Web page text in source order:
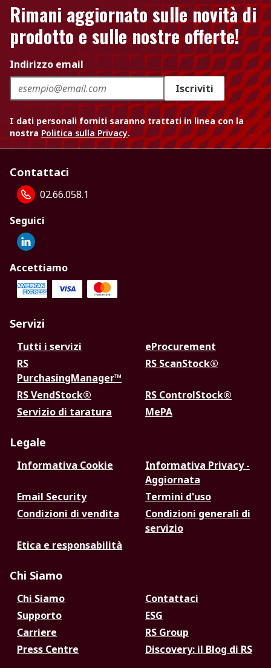
Rimani aggiornato sulle novità di
prodotto e sulle nostre offerte!
Indirizzo email
Iscriviti
I dati personali forniti saranno trattati in linea con la
nostra Politica sulla Privacy.
Contattaci
02.66.058.1
Seguici
Accettiamo
Servizi
Tutti i servizi
eProcurement
RS
PurchasingManager™
RS ScanStock®
RS VendStock®
RS ControlStock®
Servizio di taratura
MePA
Legale
Informativa Cookie
Informativa Privacy -
Aggiornata
Email Security
Termini d'uso
Condizioni di vendita
Condizioni generali di
servizio
Etica e responsabilità
Chi Siamo
Chi Siamo
Contattaci
Supporto
ESG
Carriere
RS Group
Press Centre
Discovery: il Blog di RS